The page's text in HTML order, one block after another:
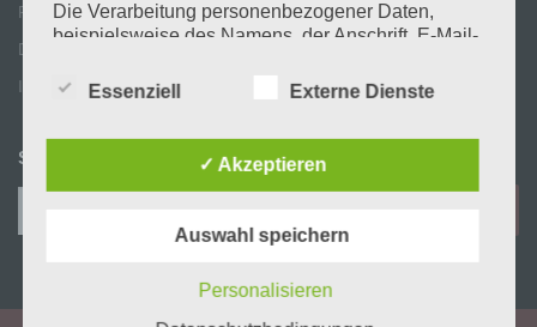
Partner & Links
Datenschutz
Impressum
SUCHE
Die Verarbeitung personenbezogener Daten,
beispielsweise des Namens, der Anschrift, E-Mail-
Person, erfolgt stets im Einklang mit der
landesspezifischen Datenschutzbestimmungen.
Mittels dieser Datenschutzerklärung möchte unser
und Zweck der von uns erhobenen, genutzten und
verarbeiteten personenbezogenen Daten
mittels dieser Datenschutzerklärung über die ihnen
zustehenden Rechte aufgeklärt.
Essenziell Externe Dienste
✓ Akzeptieren
Auswahl speichern
Personalisieren